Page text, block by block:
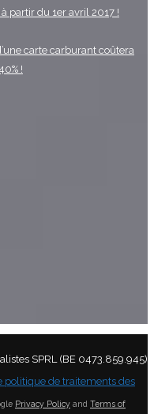
partir du 1er avril 2017 !
carte carburant coûtera
!
SPRL (BE 0473.859.945)
politique de traitements des
Privacy Policy and Terms of